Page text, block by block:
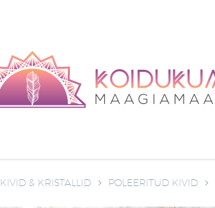
KIVID & KRISTALLID POLEERITUD KIVID